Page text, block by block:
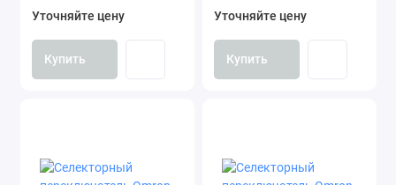
Уточняйте цену
Купить
Уточняйте цену
Купить